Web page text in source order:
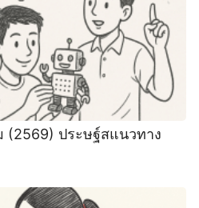
(2569) ประษฐ์สแนวทาง